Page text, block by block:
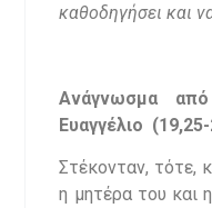
καθοδηγήσει και
Ανάγνωσμα
Ευαγγέλιο
Στέκονταν, τότε,
η μητέρα του και